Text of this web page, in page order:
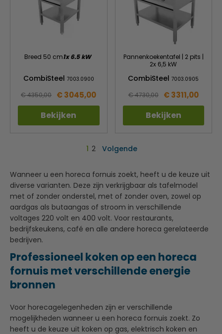
Breed 50 cm1x 6.5 kW
CombiSteel 7003.0900
€ 4350,00 € 3045,00
Bekijken
Pannenkoekentafel | 2 pits |
2x 6,5 kW
CombiSteel7003.0905
€ 4730,00 € 3311,00
Bekijken
1 2 Volgende
Wanneer u een horeca fornuis zoekt, heeft u de keuze uit
diverse varianten. Deze zijn verkrijgbaar als tafelmodel
met of zonder onderstel, met of zonder oven, zowel op
aardgas als butaangas of stroom in verschillende
voltages 220 volt en 400 volt. Voor restaurants,
bedrijfskeukens, café en alle andere horeca gerelateerde
bedrijven.
Professioneel koken op een horeca
fornuis met verschillende energie
bronnen
Voor horecagelegenheden zijn er verschillende
mogelijkheden wanneer u een horeca fornuis zoekt. Zo
heeft u de keuze uit koken op gas, elektrisch koken en